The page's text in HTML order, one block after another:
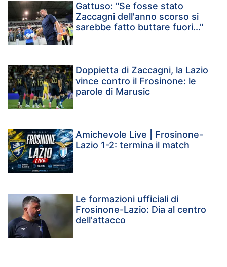
Gattuso: "Se fosse stato
Zaccagni dell'anno scorso si
sarebbe fatto buttare fuori..."
Doppietta di Zaccagni, la Lazio
vince contro il Frosinone: le
parole di Marusic
Amichevole Live | Frosinone-
Lazio 1-2: termina il match
Le formazioni ufficiali di
Frosinone-Lazio: Dia al centro
dell'attacco